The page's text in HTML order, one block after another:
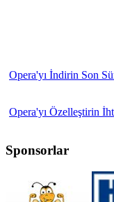
Opera'yı İndirin Son
Opera'yı Özelleştirin
Sponsorlar